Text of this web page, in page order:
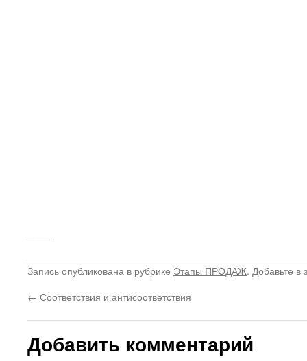
Запись опубликована в рубрике Этапы ПРОДАЖ. Добавьте в
← Соответствия и антисоответствия
Добавить комментарий